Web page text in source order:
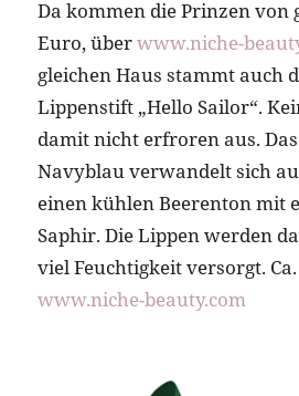
Da kommen die Prinzen von
Euro, überwww.niche-
gleichen Haus stammt auch
Lippenstift „Hello Sailor“.
damit nicht erfroren aus.
Navyblau verwandelt sich
einen kühlen Beerenton mit
Saphir. Die Lippen werden
viel Feuchtigkeit versorgt.
www.niche-beauty.com